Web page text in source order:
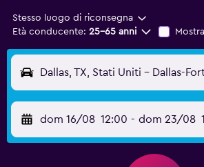
Stesso luogo di riconsegna
Età conducente: 25-65 anni
Dallas, TX, Stati Uniti - Dallas-
dom 16/08 12:00 - dom 23/08